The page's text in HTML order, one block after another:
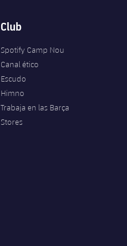
Club
Spotify Camp Nou
Canal ético
Escudo
Himno
Trabaja en las Barça
Stores